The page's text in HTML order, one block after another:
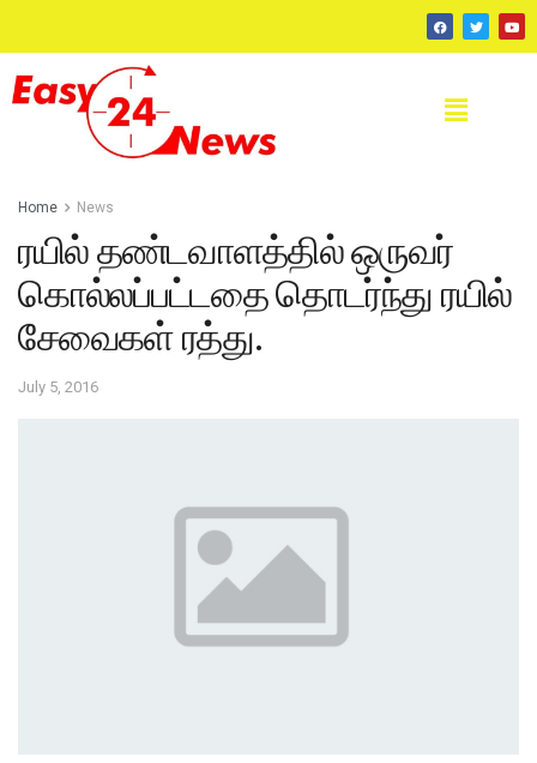
Home News
ரயில் தண்டவாளத்தில் ஒருவர்
கொல்லப்பட்டதை தொடர்ந்து ரயில்
சேவைகள் ரத்து.
July 5, 2016